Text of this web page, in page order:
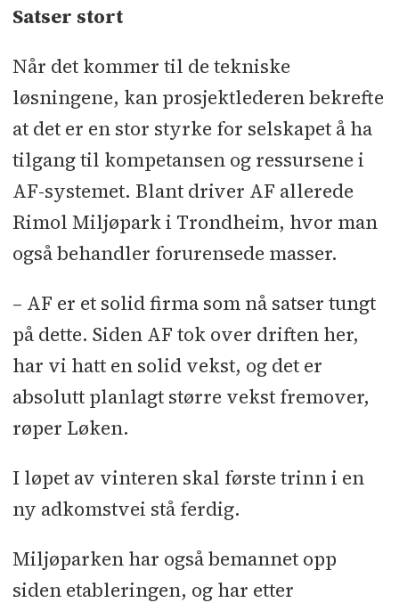
Satser stort
Når det kommer til de tekniske
løsningene, kan prosjektlederen bekrefte
at det er en stor styrke for selskapet å ha
tilgang til kompetansen og ressursene i
AF-systemet. Blant driver AF allerede
Rimol Miljøpark i Trondheim, hvor man
også behandler forurensede masser.
– AF er et solid firma som nå satser tungt
på dette. Siden AF tok over driften her,
har vi hatt en solid vekst, og det er
absolutt planlagt større vekst fremover,
røper Løken.
I løpet av vinteren skal første trinn i en
ny adkomstvei stå ferdig.
Miljøparken har også bemannet opp
siden etableringen, og har etter